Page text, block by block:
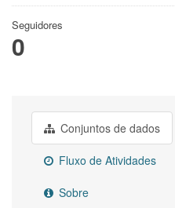
Seguidores
0
Conjuntos de dados
Fluxo de Atividades
Sobre